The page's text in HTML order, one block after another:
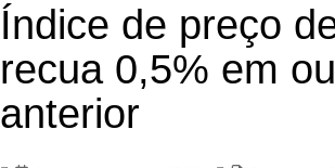
Índice de preço
recua 0,5% em
anterior